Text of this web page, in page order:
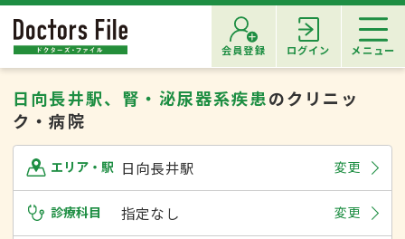
会員登録 ログイン メニュー
日向長井駅、腎・泌尿器系疾患のクリニッ
ク・病院
エリア・駅 日向長井駅 変更
診療科目 指定なし 変更